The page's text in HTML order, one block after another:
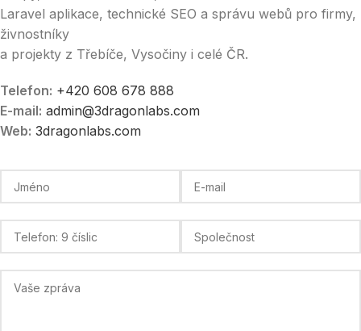
Laravel aplikace, technické SEO a správu webů pro firmy,
živnostníky
a projekty z Třebíče, Vysočiny i celé ČR.
Telefon: +420 608 678 888
E-mail: admin@3dragonlabs.com
Web: 3dragonlabs.com